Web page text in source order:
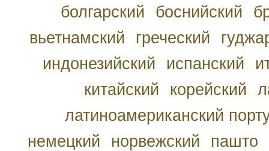
болгарский
боснийский
вьетнамский
греческий
индонезийский
испанский
китайский
корейский
латиноамериканский
немецкий
норвежский
пашто